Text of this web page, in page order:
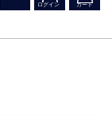
カート
ログイン